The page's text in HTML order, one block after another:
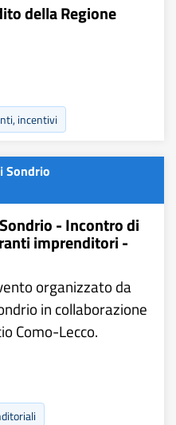
della Regione
incentivi
Sondrio
- Incontro di
imprenditori -
organizzato da
in collaborazione
Como-Lecco.